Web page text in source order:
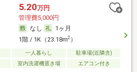
5.20万円
管理費5,000円
なし
1ヶ月
1階 / 1K（23.18m2）
一人暮らし
駐車場(近隣含)
室内洗濯機置き場 エアコン付き